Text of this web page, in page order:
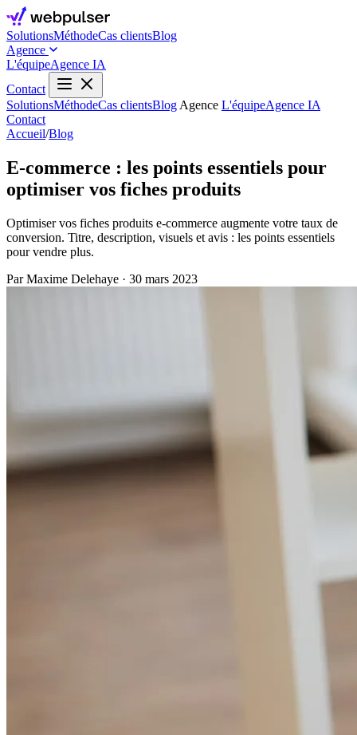
SolutionsMéthodeCas clientsBlog
Agence
L'équipeAgence IA
Contact
SolutionsMéthodeCas clientsBlog Agence L'équipeAgence IA
Contact
Accueil/Blog
E-commerce : les points essentiels pour
optimiser vos fiches produits
Optimiser vos fiches produits e-commerce augmente votre taux de
conversion. Titre, description, visuels et avis : les points essentiels
pour vendre plus.
Par Maxime Delehaye · 30 mars 2023